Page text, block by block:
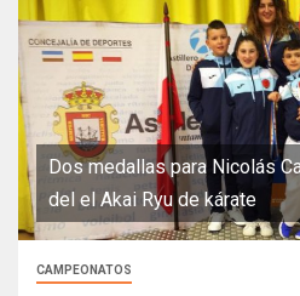
Dos medallas para Nicolás
del el Akai Ryu de kárate
CAMPEONATOS